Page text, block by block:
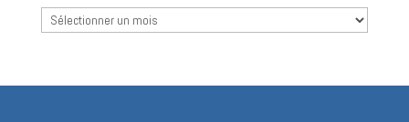
Archive